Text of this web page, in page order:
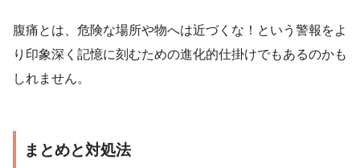
腹痛とは、危険な場所や物へは近づくな！という警報をよ
り印象深く記憶に刻むための進化的仕掛けでもあるのかも
しれません。
まとめと対処法